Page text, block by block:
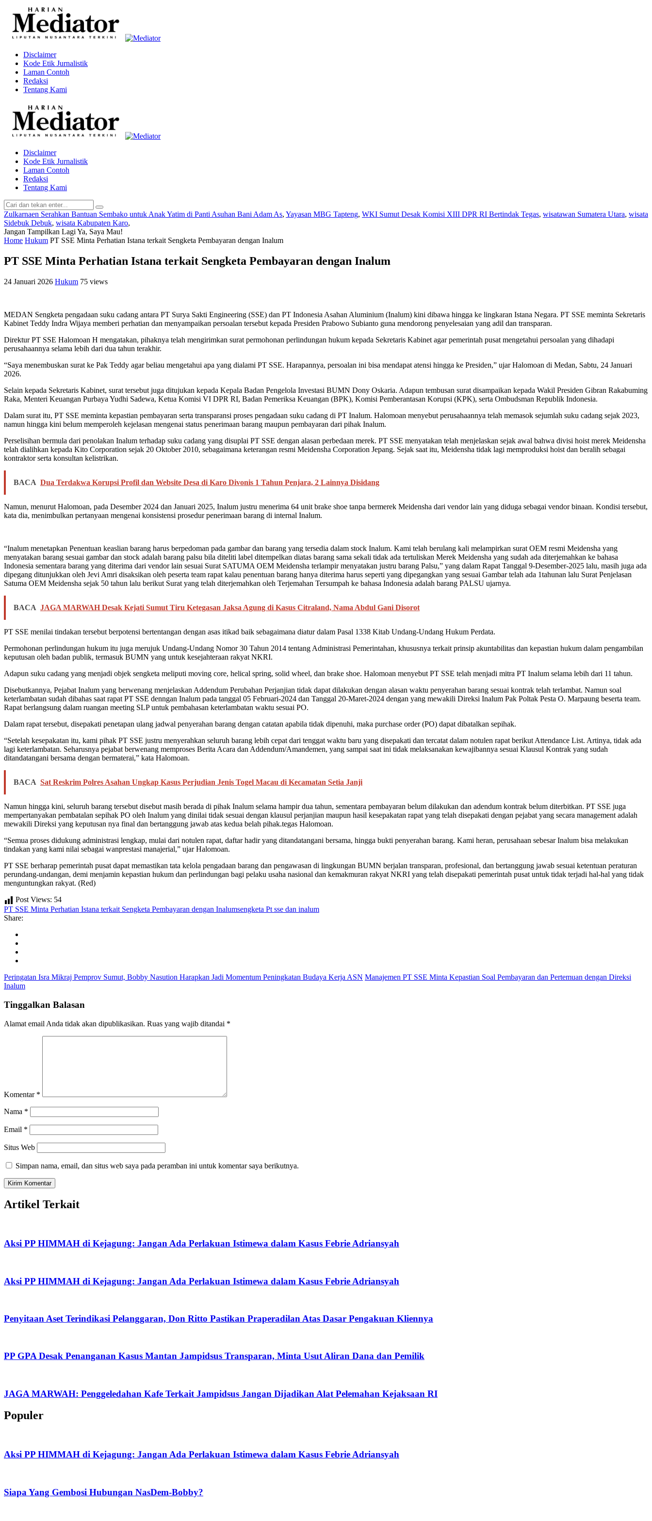
Disclaimer
Kode Etik Jurnalistik
Laman Contoh
Redaksi
Tentang Kami
Disclaimer
Kode Etik Jurnalistik
Laman Contoh
Redaksi
Tentang Kami
Zulkarnaen Serahkan Bantuan Sembako untuk Anak Yatim di Panti Asuhan Bani Adam As, Yayasan MBG Tapteng, WKI Sumut Desak Komisi XIII DPR RI Bertindak Tegas, wisatawan Sumatera Utara, wisata
Sidebuk Debuk, wisata Kabupaten Karo,
Jangan Tampilkan Lagi Ya, Saya Mau!
Home Hukum PT SSE Minta Perhatian Istana terkait Sengketa Pembayaran dengan Inalum
PT SSE Minta Perhatian Istana terkait Sengketa Pembayaran dengan Inalum
24 Januari 2026 Hukum 75 views
MEDAN Sengketa pengadaan suku cadang antara PT Surya Sakti Engineering (SSE) dan PT Indonesia Asahan Aluminium (Inalum) kini dibawa hingga ke lingkaran Istana Negara. PT SSE meminta Sekretaris
Kabinet Teddy Indra Wijaya memberi perhatian dan menyampaikan persoalan tersebut kepada Presiden Prabowo Subianto guna mendorong penyelesaian yang adil dan transparan.
Direktur PT SSE Halomoan H mengatakan, pihaknya telah mengirimkan surat permohonan perlindungan hukum kepada Sekretaris Kabinet agar pemerintah pusat mengetahui persoalan yang dihadapi
perusahaannya selama lebih dari dua tahun terakhir.
“Saya menembuskan surat ke Pak Teddy agar beliau mengetahui apa yang dialami PT SSE. Harapannya, persoalan ini bisa mendapat atensi hingga ke Presiden,” ujar Halomoan di Medan, Sabtu, 24 Januari
2026.
Selain kepada Sekretaris Kabinet, surat tersebut juga ditujukan kepada Kepala Badan Pengelola Investasi BUMN Dony Oskaria. Adapun tembusan surat disampaikan kepada Wakil Presiden Gibran Rakabuming
Raka, Menteri Keuangan Purbaya Yudhi Sadewa, Ketua Komisi VI DPR RI, Badan Pemeriksa Keuangan (BPK), Komisi Pemberantasan Korupsi (KPK), serta Ombudsman Republik Indonesia.
Dalam surat itu, PT SSE meminta kepastian pembayaran serta transparansi proses pengadaan suku cadang di PT Inalum. Halomoan menyebut perusahaannya telah memasok sejumlah suku cadang sejak 2023,
namun hingga kini belum memperoleh kejelasan mengenai status penerimaan barang maupun pembayaran dari pihak Inalum.
Perselisihan bermula dari penolakan Inalum terhadap suku cadang yang disuplai PT SSE dengan alasan perbedaan merek. PT SSE menyatakan telah menjelaskan sejak awal bahwa divisi hoist merek Meidensha
telah dialihkan kepada Kito Corporation sejak 20 Oktober 2010, sebagaimana keterangan resmi Meidensha Corporation Jepang. Sejak saat itu, Meidensha tidak lagi memproduksi hoist dan beralih sebagai
kontraktor serta konsultan kelistrikan.
BACA Dua Terdakwa Korupsi Profil dan Website Desa di Karo Divonis 1 Tahun Penjara, 2 Lainnya Disidang
Namun, menurut Halomoan, pada Desember 2024 dan Januari 2025, Inalum justru menerima 64 unit brake shoe tanpa bermerek Meidensha dari vendor lain yang diduga sebagai vendor binaan. Kondisi tersebut,
kata dia, menimbulkan pertanyaan mengenai konsistensi prosedur penerimaan barang di internal Inalum.
“Inalum menetapkan Penentuan keaslian barang harus berpedoman pada gambar dan barang yang tersedia dalam stock Inalum. Kami telah berulang kali melampirkan surat OEM resmi Meidensha yang
menyatakan barang sesuai gambar dan stock adalah barang palsu bila diteliti label ditempelkan diatas barang sama sekali tidak ada tertuliskan Merek Meidensha yang sudah ada diterjemahkan ke bahasa
Indonesia sementara barang yang diterima dari vendor lain sesuai Surat SATUMA OEM Meidensha terlampir menyatakan justru barang Palsu,” yang dalam Rapat Tanggal 9-Desember-2025 lalu, masih juga ada
dipegang ditunjukkan oleh Jevi Amri disaksikan oleh peserta team rapat kalau penentuan barang hanya diterima harus seperti yang dipegangkan yang sesuai Gambar telah ada 1tahunan lalu Surat Penjelasan
Satuma OEM Meidensha sejak 50 tahun lalu berikut Surat yang telah diterjemahkan oleh Terjemahan Tersumpah ke bahasa Indonesia adalah barang PALSU ujarnya.
BACA JAGA MARWAH Desak Kejati Sumut Tiru Ketegasan Jaksa Agung di Kasus Citraland, Nama Abdul Gani Disorot
PT SSE menilai tindakan tersebut berpotensi bertentangan dengan asas itikad baik sebagaimana diatur dalam Pasal 1338 Kitab Undang-Undang Hukum Perdata.
Permohonan perlindungan hukum itu juga merujuk Undang-Undang Nomor 30 Tahun 2014 tentang Administrasi Pemerintahan, khususnya terkait prinsip akuntabilitas dan kepastian hukum dalam pengambilan
keputusan oleh badan publik, termasuk BUMN yang untuk kesejahteraan rakyat NKRI.
Adapun suku cadang yang menjadi objek sengketa meliputi moving core, helical spring, solid wheel, dan brake shoe. Halomoan menyebut PT SSE telah menjadi mitra PT Inalum selama lebih dari 11 tahun.
Disebutkannya, Pejabat Inalum yang berwenang menjelaskan Addendum Perubahan Perjanjian tidak dapat dilakukan dengan alasan waktu penyerahan barang sesuai kontrak telah terlambat. Namun soal
keterlambatan sudah dibahas saat rapat PT SSE denngan Inalum pada tanggal 05 Februari-2024 dan Tanggal 20-Maret-2024 dengan yang mewakili Direksi Inalum Pak Poltak Pesta O. Marpaung beserta team.
Rapat berlangsung dalam ruangan meeting SLP untuk pembahasan keterlambatan waktu sesuai PO.
Dalam rapat tersebut, disepakati penetapan ulang jadwal penyerahan barang dengan catatan apabila tidak dipenuhi, maka purchase order (PO) dapat dibatalkan sepihak.
“Setelah kesepakatan itu, kami pihak PT SSE justru menyerahkan seluruh barang lebih cepat dari tenggat waktu baru yang disepakati dan tercatat dalam notulen rapat berikut Attendance List. Artinya, tidak ada
lagi keterlambatan. Seharusnya pejabat berwenang memproses Berita Acara dan Addendum/Amandemen, yang sampai saat ini tidak melaksanakan kewajibannya sesuai Klausul Kontrak yang sudah
ditandatangani bersama dengan bermaterai,” kata Halomoan.
BACA Sat Reskrim Polres Asahan Ungkap Kasus Perjudian Jenis Togel Macau di Kecamatan Setia Janji
Namun hingga kini, seluruh barang tersebut disebut masih berada di pihak Inalum selama hampir dua tahun, sementara pembayaran belum dilakukan dan adendum kontrak belum diterbitkan. PT SSE juga
mempertanyakan pembatalan sepihak PO oleh Inalum yang dinilai tidak sesuai dengan klausul perjanjian maupun hasil kesepakatan rapat yang telah disepakati dengan pejabat yang secara management adalah
mewakili Direksi yang keputusan nya final dan bertanggung jawab atas kedua belah pihak.tegas Halomoan.
“Semua proses didukung administrasi lengkap, mulai dari notulen rapat, daftar hadir yang ditandatangani bersama, hingga bukti penyerahan barang. Kami heran, perusahaan sebesar Inalum bisa melakukan
tindakan yang kami nilai sebagai wanprestasi manajerial,” ujar Halomoan.
PT SSE berharap pemerintah pusat dapat memastikan tata kelola pengadaan barang dan pengawasan di lingkungan BUMN berjalan transparan, profesional, dan bertanggung jawab sesuai ketentuan peraturan
perundang-undangan, demi menjamin kepastian hukum dan perlindungan bagi pelaku usaha nasional dan kemakmuran rakyat NKRI yang telah disepakati pemerintah pusat untuk tidak terjadi hal-hal yang tidak
menguntungkan rakyat. (Red)
Post Views: 54
PT SSE Minta Perhatian Istana terkait Sengketa Pembayaran dengan Inalumsengketa Pt sse dan inalum
Share:
Peringatan Isra Mikraj Pemprov Sumut, Bobby Nasution Harapkan Jadi Momentum Peningkatan Budaya Kerja ASN Manajemen PT SSE Minta Kepastian Soal Pembayaran dan Pertemuan dengan Direksi
Inalum
Tinggalkan Balasan
Alamat email Anda tidak akan dipublikasikan. Ruas yang wajib ditandai *
Komentar *
Nama *
Email *
Situs Web
Simpan nama, email, dan situs web saya pada peramban ini untuk komentar saya berikutnya.
Artikel Terkait
Aksi PP HIMMAH di Kejagung: Jangan Ada Perlakuan Istimewa dalam Kasus Febrie Adriansyah
Aksi PP HIMMAH di Kejagung: Jangan Ada Perlakuan Istimewa dalam Kasus Febrie Adriansyah
Penyitaan Aset Terindikasi Pelanggaran, Don Ritto Pastikan Praperadilan Atas Dasar Pengakuan Kliennya
PP GPA Desak Penanganan Kasus Mantan Jampidsus Transparan, Minta Usut Aliran Dana dan Pemilik
JAGA MARWAH: Penggeledahan Kafe Terkait Jampidsus Jangan Dijadikan Alat Pelemahan Kejaksaan RI
Populer
Aksi PP HIMMAH di Kejagung: Jangan Ada Perlakuan Istimewa dalam Kasus Febrie Adriansyah
Siapa Yang Gembosi Hubungan NasDem-Bobby?